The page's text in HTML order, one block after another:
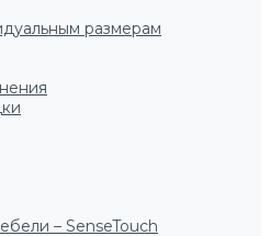
размерам
– SenseTouch